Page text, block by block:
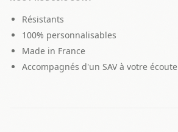
Résistants
100% personnalisables
Made in France
Accompagnés d'un SAV à votre écoute